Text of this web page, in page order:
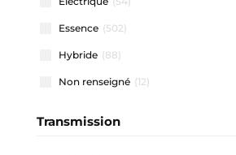
A1 ALLSTREET
A1 SPORTBACK
A3 ALLSTREET
A3 BERLINE (1)
A3 SPORTBACK
Essence (502)
Hybride (88)
Non renseigné (12)
Transmission